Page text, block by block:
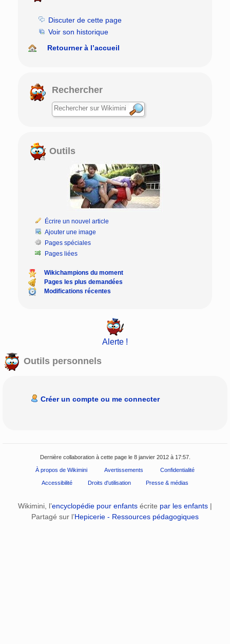
Discuter de cette page
Voir son historique
Retourner à l’accueil
Rechercher
Outils
Écrire un nouvel article
Ajouter une image
Pages spéciales
Pages liées
Wikichampions du moment
Pages les plus demandées
Modifications récentes
Alerte !
Outils personnels
Créer un compte ou me connecter
Dernière collaboration à cette page le 8 janvier 2012 à 17:57.
À propos de Wikimini Avertissements Confidentialité
Accessibilité Droits d'utilisation Presse & médias
Wikimini, l’encyclopédie pour enfants écrite par les enfants |
Partagé sur l’Hepicerie - Ressources pédagogiques